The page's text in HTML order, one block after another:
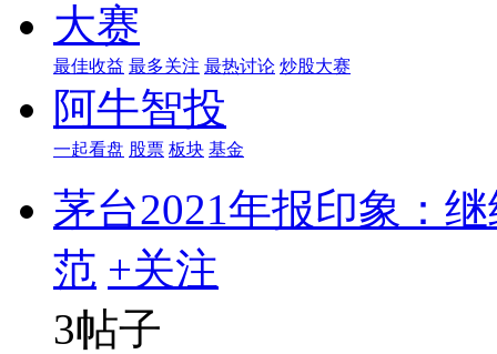
大赛
最佳收益 最多关注 最热讨论 炒股大赛
阿牛智投
一起看盘 股票 板块 基金
茅台2021年报印象：
范 +关注
3帖子